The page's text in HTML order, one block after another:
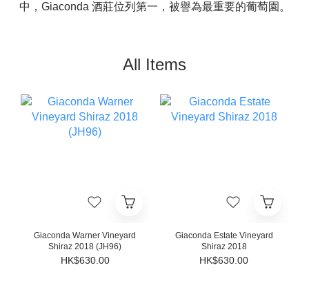
中，Giaconda 酒莊位列第一，被譽為最重要的葡萄園。
All Items
Giaconda Warner Vineyard
Shiraz 2018 (JH96)
HK$630.00
Giaconda Estate Vineyard
Shiraz 2018
HK$630.00